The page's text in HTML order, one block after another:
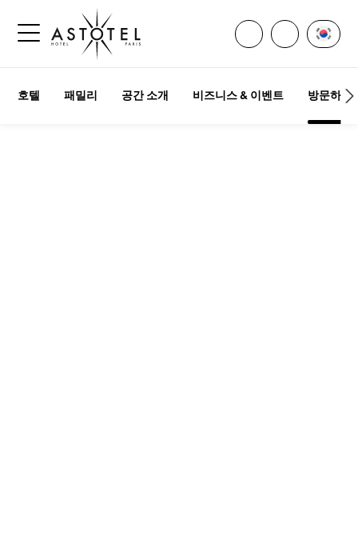
사이드바 메뉴 열기
모든 연락처 열기
전화주세요
언어
호텔 패밀리 공간 소개 비즈니스 & 이벤트 방문하기